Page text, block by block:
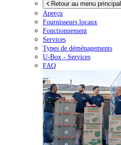
Retour au menu principal
Aperçu
Fournisseurs locaux
Fonctionnement
Services
Types de déménagements
U-Box - Services
FAQ